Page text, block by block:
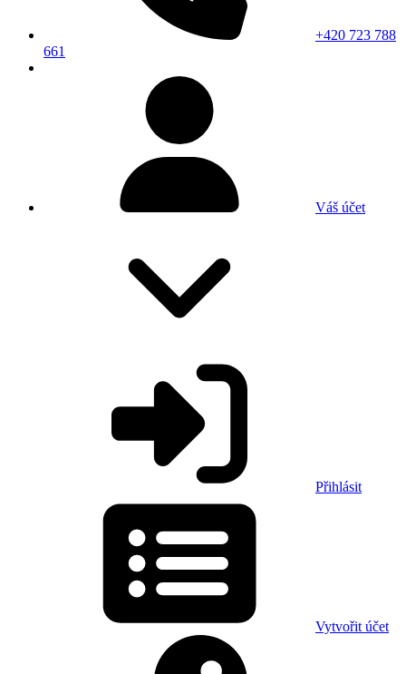
+420 723 788
661
Váš účet
Přihlásit
Vytvořit účet